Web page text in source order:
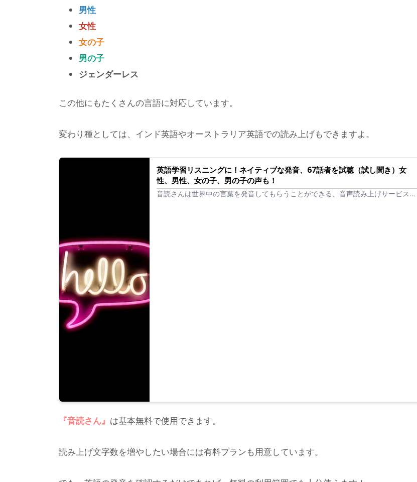
男性
女性
女の子
男の子
ジェンダーレス
この他にもたくさんの言語に対応しています。
変わり種としては、インド英語やオーストラリア英語での読み上げもできますよ。
英語学習リスニングに！ネイティブな発音、67話者を試聴（試し聞き）女
性、男性、女の子、男の子の声も！
音読さんは世界中の言葉を発音してもらうことができる、音声読み上げサービスで
『音読さん』 は基本無料で使用できます。
読み上げ文字数を増やしたい場合には有料プランも用意しています。